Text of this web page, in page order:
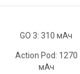
GO 3: 310 мАч
Action Pod: 1270
мАч